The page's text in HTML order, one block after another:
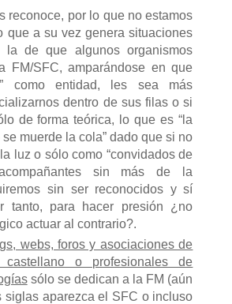
reconoce, por lo que no estamos
que a su vez genera situaciones
la de que algunos organismos
FM/SFC, amparándose en que
como entidad, les sea más
dentro de sus filas o si
de forma teórica, lo que es “la
muerde la cola” dado que si no
luz o sólo como “convidados de
sin más de la
sin ser reconocidos y sí
tanto, para hacer presión ¿no
actuar al contrario?.
webs, foros y asociaciones de
castellano o profesionales de
sólo se dedican a la FM (aún
siglas aparezca el SFC o incluso